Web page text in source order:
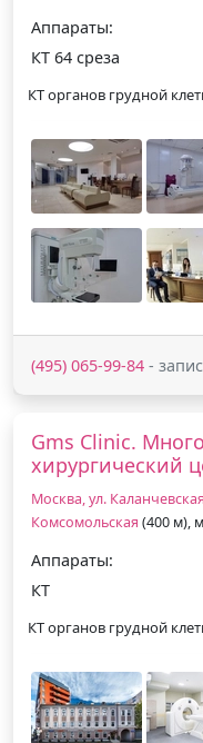
Аппараты:
КТ 64 среза
КТ органов грудной
(495) 065-99-84 -
Gms Clinic.
хирургический
Москва, ул.
Комсомольская (400 м),
Аппараты:
КТ
КТ органов грудной